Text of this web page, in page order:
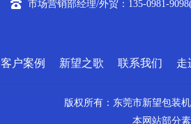
市场营销部经理/外贸：135-0981-
客户案例 新望之歌 联系我们 走
版权所有：东莞市新望包装
本网站部分